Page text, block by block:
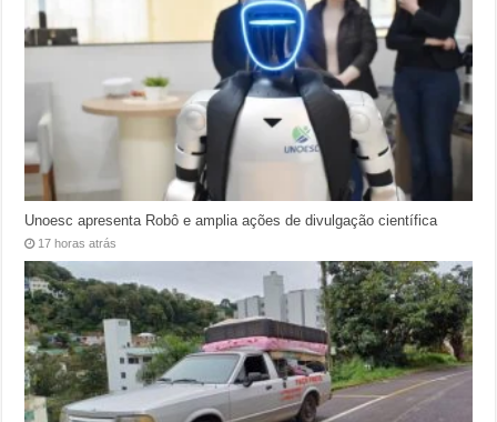
Unoesc apresenta Robô e amplia ações de divulgação científica
17 horas atrás